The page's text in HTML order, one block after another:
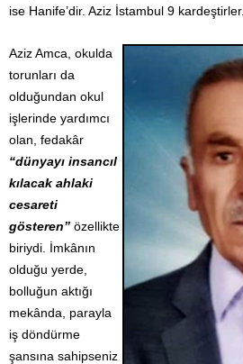
ise Hanife’dir. Aziz İstambul 9 kardeştirler.
Aziz Amca, okulda
torunları da
olduğundan okul
işlerinde yardımcı
olan, fedakâr
“dünyayı insancıl
kılacak ahlaki
cesareti
gösteren” özellikte
biriydi. İmkânın
olduğu yerde,
bolluğun aktığı
mekânda, parayla
iş döndürme
şansına sahipseniz